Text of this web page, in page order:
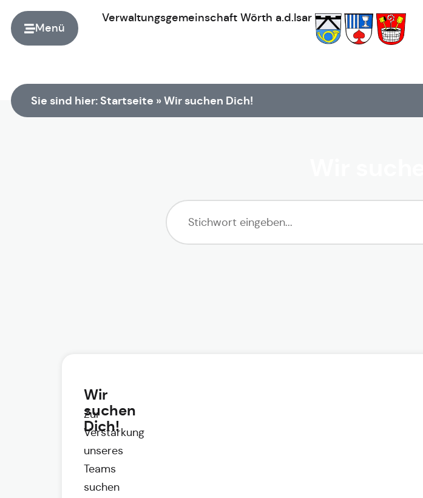
Menü
Verwaltungsgemeinschaft Wörth a.d.Isar
Sie sind hier: Startseite »Wir suchen Dich!
Wir
suchen
Dich!
Zur
Verstärkung
unseres
Teams
suchen